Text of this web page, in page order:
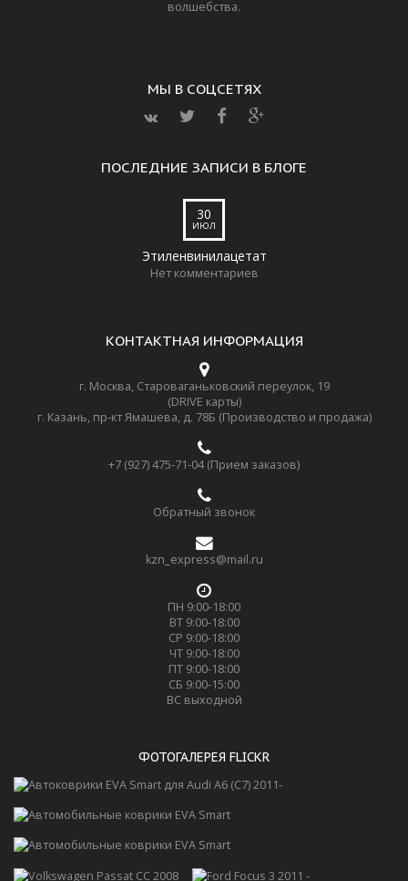
волшебства.
МЫ В СОЦСЕТЯХ
ПОСЛЕДНИЕ ЗАПИСИ В БЛОГЕ
30
ИЮЛ
Этиленвинилацетат
Нет комментариев
КОНТАКТНАЯ ИНФОРМАЦИЯ
г. Москва, Староваганьковский переулок, 19
(DRIVE карты)
г. Казань, пр-кт Ямашева, д. 78Б (Производство и продажа)
+7 (927) 475-71-04 (Прием заказов)
Обратный звонок
kzn_express@mail.ru
ПН 9:00-18:00
ВТ 9:00-18:00
СР 9:00-18:00
ЧТ 9:00-18:00
ПТ 9:00-18:00
СБ 9:00-15:00
ВС выходной
ФОТОГАЛЕРЕЯ FLICKR